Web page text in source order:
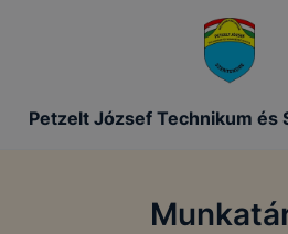
Petzelt József Technikum és